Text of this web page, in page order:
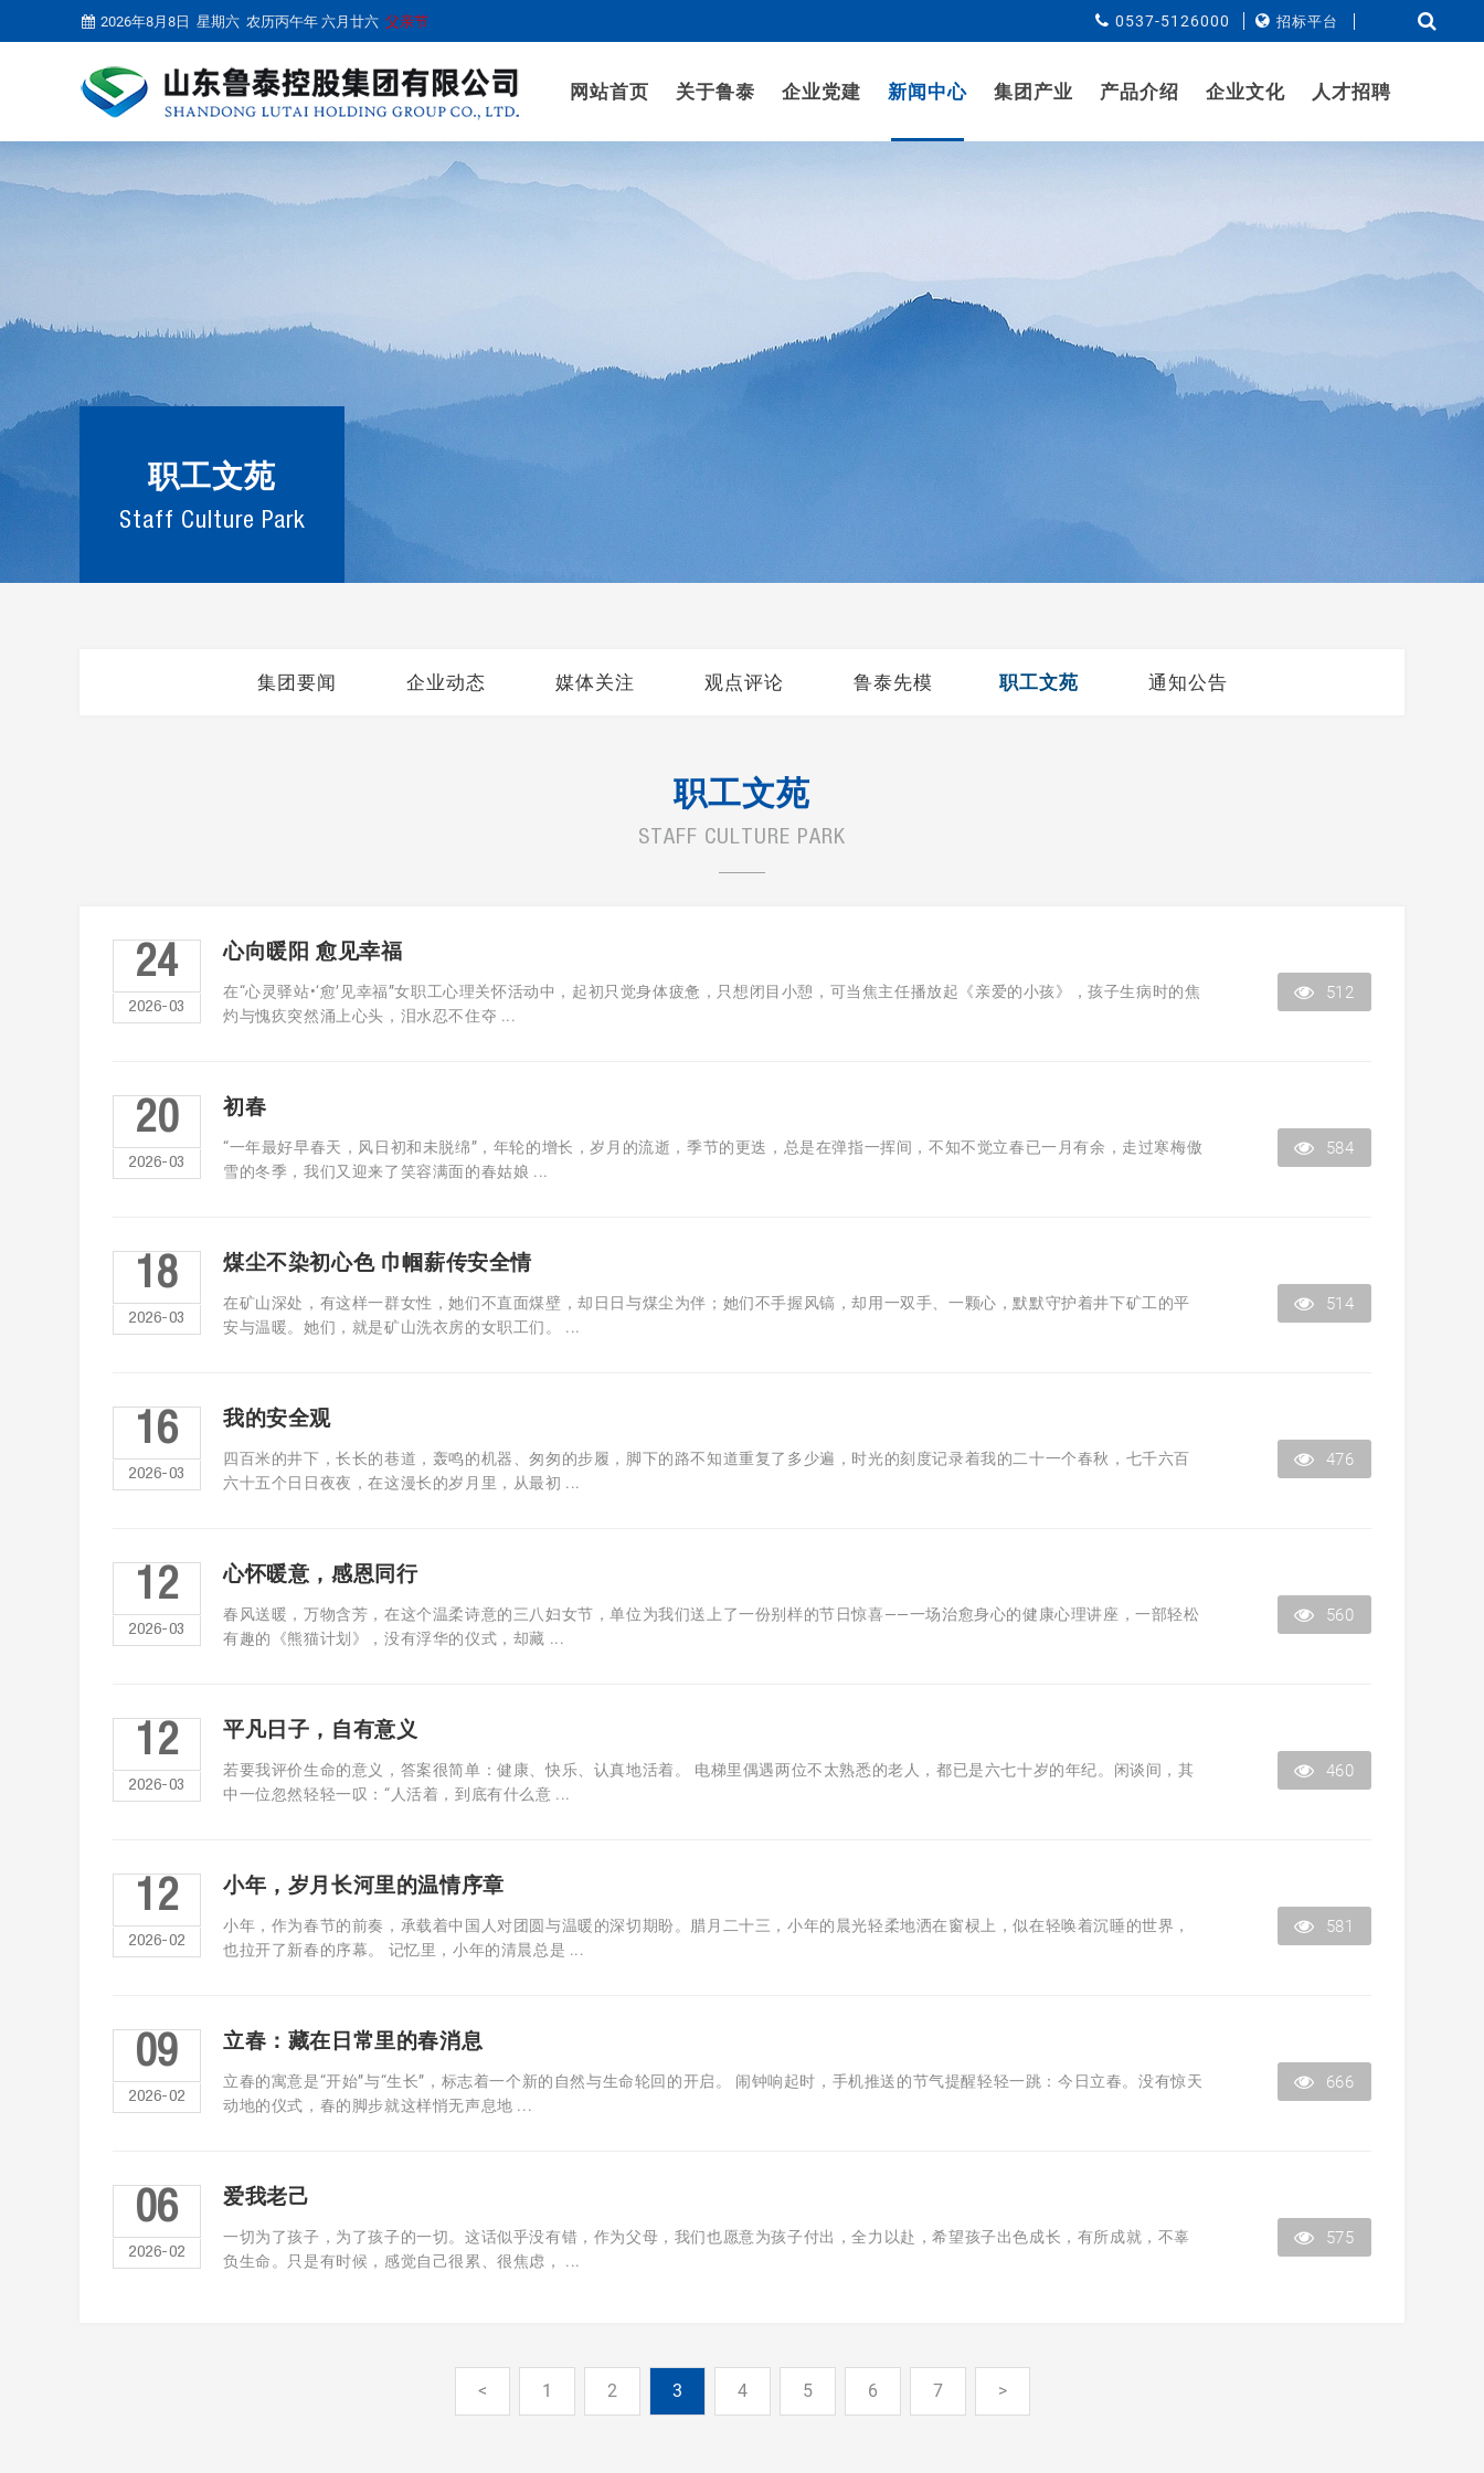
2026年8月8日 星期六 农历丙午年 六月廿六 父亲节 0537-5126000 招标平台
网站首页 关于鲁泰 企业党建 新闻中心 集团产业 产品介绍 企业文化 人才招聘
职工文苑
Staff Culture Park
集团要闻 企业动态 媒体关注 观点评论 鲁泰先模 职工文苑 通知公告
职工文苑
STAFF CULTURE PARK
24
2026-03
心向暖阳 愈见幸福
在“心灵驿站•‘愈’见幸福”女职工心理关怀活动中，起初只觉身体疲惫，只想闭目小憩，可当焦主任播放起《亲爱的小孩》，孩子生病时的焦
灼与愧疚突然涌上心头，泪水忍不住夺 ...
512
20
2026-03
初春
“一年最好早春天，风日初和未脱绵”，年轮的增长，岁月的流逝，季节的更迭，总是在弹指一挥间，不知不觉立春已一月有余，走过寒梅傲
雪的冬季，我们又迎来了笑容满面的春姑娘 ...
584
18
2026-03
煤尘不染初心色 巾帼薪传安全情
在矿山深处，有这样一群女性，她们不直面煤壁，却日日与煤尘为伴；她们不手握风镐，却用一双手、一颗心，默默守护着井下矿工的平
安与温暖。她们，就是矿山洗衣房的女职工们。 ...
514
16
2026-03
我的安全观
四百米的井下，长长的巷道，轰鸣的机器、匆匆的步履，脚下的路不知道重复了多少遍，时光的刻度记录着我的二十一个春秋，七千六百
六十五个日日夜夜，在这漫长的岁月里，从最初 ...
476
12
2026-03
心怀暖意，感恩同行
春风送暖，万物含芳，在这个温柔诗意的三八妇女节，单位为我们送上了一份别样的节日惊喜——一场治愈身心的健康心理讲座，一部轻松
有趣的《熊猫计划》，没有浮华的仪式，却藏 ...
560
12
2026-03
平凡日子，自有意义
若要我评价生命的意义，答案很简单：健康、快乐、认真地活着。 电梯里偶遇两位不太熟悉的老人，都已是六七十岁的年纪。闲谈间，其
中一位忽然轻轻一叹：“人活着，到底有什么意 ...
460
12
2026-02
小年，岁月长河里的温情序章
小年，作为春节的前奏，承载着中国人对团圆与温暖的深切期盼。腊月二十三，小年的晨光轻柔地洒在窗棂上，似在轻唤着沉睡的世界，
也拉开了新春的序幕。 记忆里，小年的清晨总是 ...
581
09
2026-02
立春：藏在日常里的春消息
立春的寓意是“开始”与“生长”，标志着一个新的自然与生命轮回的开启。 闹钟响起时，手机推送的节气提醒轻轻一跳：今日立春。没有惊天
动地的仪式，春的脚步就这样悄无声息地 ...
666
06
2026-02
爱我老己
一切为了孩子，为了孩子的一切。这话似乎没有错，作为父母，我们也愿意为孩子付出，全力以赴，希望孩子出色成长，有所成就，不辜
负生命。只是有时候，感觉自己很累、很焦虑， ...
575
< 1 2 3 4 5 6 7 >